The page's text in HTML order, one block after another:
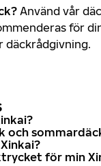
Använd vår
för
däckrådgivning.
och
för min